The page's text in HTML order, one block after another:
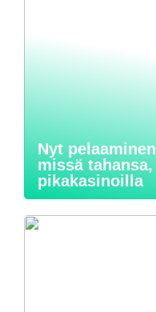
Nyt
missä
pikakasinoilla